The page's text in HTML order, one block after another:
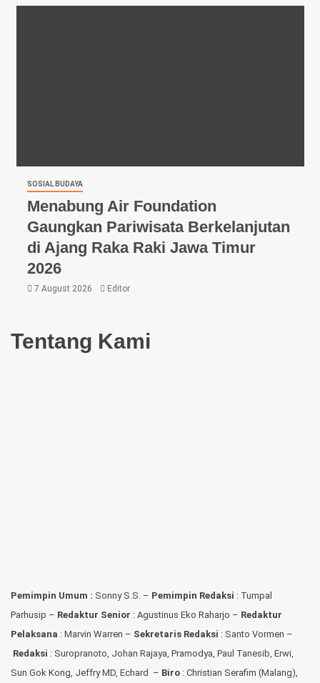
SOSIAL BUDAYA
Menabung Air Foundation
Gaungkan Pariwisata Berkelanjutan
di Ajang Raka Raki Jawa Timur
2026
7 August 2026 Editor
Tentang Kami
Pemimpin Umum : Sonny S.S. – Pemimpin Redaksi : Tumpal
Parhusip – Redaktur Senior : Agustinus Eko Raharjo – Redaktur
Pelaksana : Marvin Warren – Sekretaris Redaksi : Santo Vormen –
Redaksi : Suropranoto, Johan Rajaya, Pramodya, Paul Tanesib, Erwi,
Sun Gok Kong, Jeffry MD, Echard – Biro : Christian Serafim (Malang),